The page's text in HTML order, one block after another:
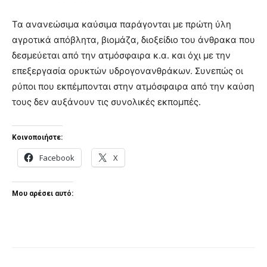
Τα ανανεώσιμα καύσιμα παράγονται με πρώτη ύλη
αγροτικά απόβλητα, βιομάζα, διοξείδιο του άνθρακα που
δεσμεύεται από την ατμόσφαιρα κ.α. και όχι με την
επεξεργασία ορυκτών υδρογονανθράκων. Συνεπώς οι
ρύποι που εκπέμπονται στην ατμόσφαιρα από την καύση
τους δεν αυξάνουν τις συνολικές εκπομπές.
Κοινοποιήστε:
Facebook X
Μου αρέσει αυτό: